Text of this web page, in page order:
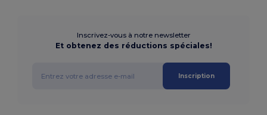
Inscrivez-vous à notre newsletter
Et obtenez des réductions spéciales!
Inscription